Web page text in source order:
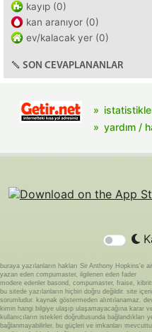
kayıp (0)
kan aranıyor (0)
ev/kalacak yer (0)
SON CEVAPLANANLAR
yardım /
buraya yazılanların hakları Sir Anthony Hopkins'e
yazan eden compumaster, ilgilenen eden fader
modere edenler basond, compumaster, fraise,
bu sitede yazılanların hiçbiri doğru değildir. site
sorumludur. kaynak göstermeden alıntılanamaz.
kimin hangi bilgiye ulaşıp ulaşamayacağına karar
kullanıcıların istekleri doğrultusunda
bağlanmayabilirler. bu güçleri ve imkanları